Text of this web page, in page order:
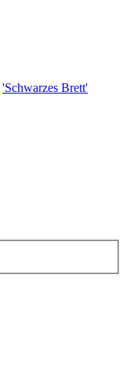
'Schwarzes Brett'